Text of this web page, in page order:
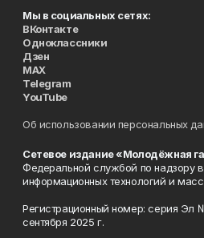
Мы в социальных сетях:
ВКонтакте
Одноклассники
Дзен
MAX
Telegram
YouTube
Об использовании персональных
Сетевое издание «Молодёжная
Федеральной службой по надзору
информационных технологий и
Регистрационный номер: серия Эл
сентября 2025 г.